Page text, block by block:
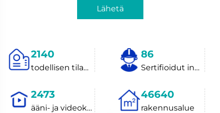
Lähetä
2440
todellisen tilanteen näyttelyhalli
98
Sertifioidut insinöörit
2823
ääni- ja videokokemuskeskus
53240
rakennusalue